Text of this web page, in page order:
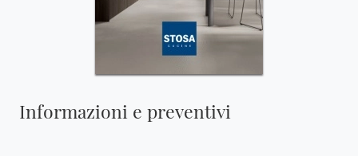
Informazioni e preventivi